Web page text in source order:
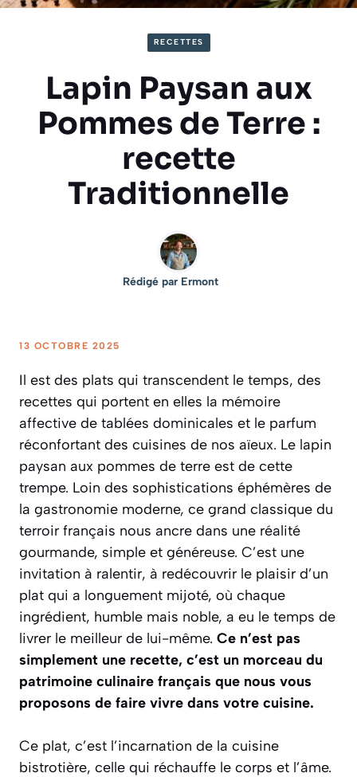
RECETTES
Lapin Paysan aux
Pommes de Terre :
recette
Traditionnelle
Rédigé par Ermont
13 OCTOBRE 2025
Il est des plats qui transcendent le temps, des
recettes qui portent en elles la mémoire
affective de tablées dominicales et le parfum
réconfortant des cuisines de nos aïeux. Le lapin
paysan aux pommes de terre est de cette
trempe. Loin des sophistications éphémères de
la gastronomie moderne, ce grand classique du
terroir français nous ancre dans une réalité
gourmande, simple et généreuse. C’est une
invitation à ralentir, à redécouvrir le plaisir d’un
plat qui a longuement mijoté, où chaque
ingrédient, humble mais noble, a eu le temps de
livrer le meilleur de lui-même. Ce n’est pas
simplement une recette, c’est un morceau du
patrimoine culinaire français que nous vous
proposons de faire vivre dans votre cuisine.
Ce plat, c’est l’incarnation de la cuisine
bistrotière, celle qui réchauffe le corps et l’âme.